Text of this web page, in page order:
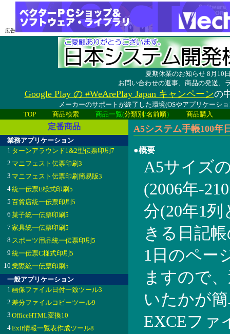
広告
夏期休業のお知らせ 8月10
お問い合わせの返事、商品の発送、
Google Play の #WeArePlay Japan キャンペーンの
メーカーのサポートが終了した環境(OSやアプリケーシ
TOP
商品検索 商品一覧(分類別 /名前順） 商品購入
定番商品
業務アプリケーション
1 ターンアラウンド1&2型伝票印刷7
2 マニフェスト伝票印刷3
3 マニフェスト伝票印刷簡易版3
4統一伝票E様式印刷5
5 百貨店統一伝票印刷5
6 菓子統一伝票印刷5
7 家具統一伝票印刷5
8 スポーツ用品統一伝票印刷5
9 統一伝票C様式印刷5
10 業際統一伝票印刷5
一般アプリケーション
1 画像ファイル日付一致ツール3
2 差分ファイルコピーツール9
3 OfficeHTML変換10
4Exif情報一覧表作成ツール8
A5システム手帳100年
●概要
A5サイズ
(2006年-
分(20年1
きる日記
1日のペー
ますので
いたかが
EXCEファ